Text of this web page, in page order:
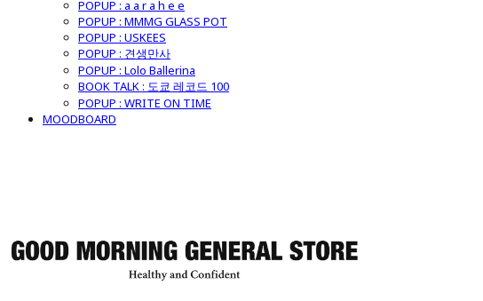
POPUP : a a r a h e e
POPUP : MMMG GLASS POT
POPUP : USKEES
POPUP : 견생만사
POPUP : Lolo Ballerina
BOOK TALK : 도쿄 레코드 100
POPUP : WRITE ON TIME
MOODBOARD